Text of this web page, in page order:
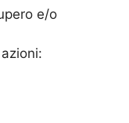
e/o